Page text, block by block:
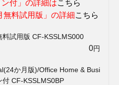
付」の詳細はこちら
料試用版」の詳細こちら
試用版 CF-KSSLMS000
0円
か月版)/Office Home & Busi
CF-KSSLMS0BP